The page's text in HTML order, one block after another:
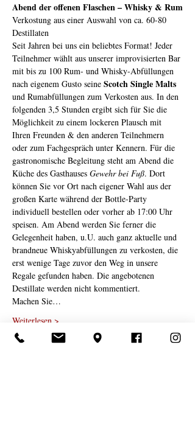
Abend der offenen Flaschen – Whisky & Rum
Verkostung aus einer Auswahl von ca. 60-80
Destillaten
Seit Jahren bei uns ein beliebtes Format! Jeder
Teilnehmer wählt aus unserer improvisierten Bar
mit bis zu 100 Rum- und Whisky-Abfüllungen
nach eigenem Gusto seine Scotch Single Malts
und Rumabfüllungen zum Verkosten aus. In den
folgenden 3,5 Stunden ergibt sich für Sie die
Möglichkeit zu einem lockeren Plausch mit
Ihren Freunden & den anderen Teilnehmern
oder zum Fachgespräch unter Kennern. Für die
gastronomische Begleitung steht am Abend die
Küche des Gasthauses Gewehr bei Fuß. Dort
können Sie vor Ort nach eigener Wahl aus der
großen Karte während der Bottle-Party
individuell bestellen oder vorher ab 17:00 Uhr
speisen. Am Abend werden Sie ferner die
Gelegenheit haben, u.U. auch ganz aktuelle und
brandneue Whiskyabfüllungen zu verkosten, die
erst wenige Tage zuvor den Weg in unsere
Regale gefunden haben. Die angebotenen
Destillate werden nicht kommentiert.
Machen Sie…
Weiterlesen >